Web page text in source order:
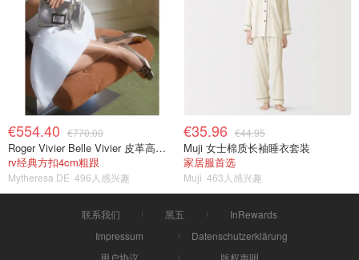
€554.40 €770.00
Roger Vivier Belle Vivier 皮革高跟鞋
rv经典方扣4cm粗跟
Mytheresa DE 496人感兴趣
€35.96 €44.95
Muji 女士棉质长袖睡衣套装
家居服首选
Muji 463人感兴趣
联系我们 黑五
InRewards
Impressum
Datenschutzerklärung
用户协议
版权声明